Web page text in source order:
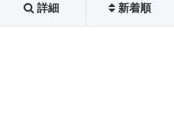
詳細 新着順